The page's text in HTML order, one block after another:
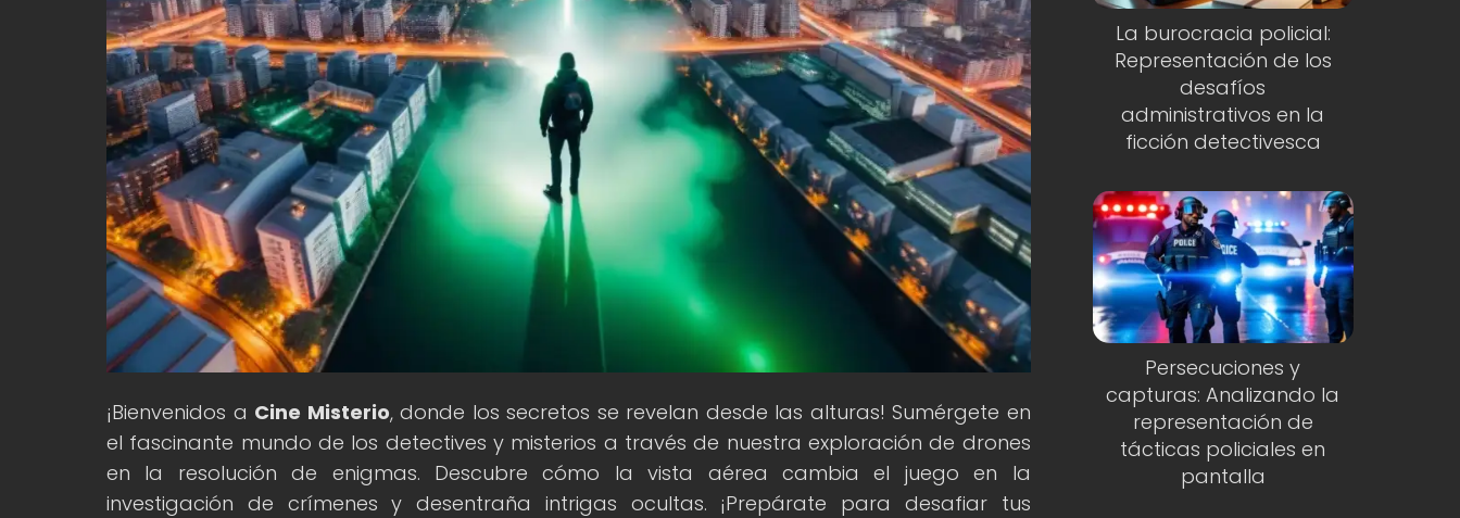
¡Bienvenidos a Cine Misterio, donde los secretos se revelan desde las alturas! Sumérgete en
el fascinante mundo de los detectives y misterios a través de nuestra exploración de drones
en la resolución de enigmas. Descubre cómo la vista aérea cambia el juego en la
investigación de crímenes y desentraña intrigas ocultas. ¡Prepárate para desafiar tus
La burocracia policial:
Representación de los
desafíos
administrativos en la
ficción detectivesca
Persecuciones y
capturas: Analizando la
representación de
tácticas policiales en
pantalla